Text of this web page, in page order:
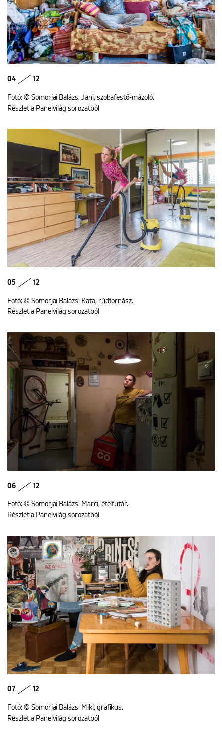
04 12
Fotó: © Somorjai Balázs: Jani, szobafestő-mázoló.
Részlet a Panelvilág sorozatból
05 12
Fotó: © Somorjai Balázs: Kata, rúdtornász.
Részlet a Panelvilág sorozatból
06 12
Fotó: © Somorjai Balázs: Marci, ételfutár.
Részlet a Panelvilág sorozatból
07 12
Fotó: © Somorjai Balázs: Miki, grafikus.
Részlet a Panelvilág sorozatból